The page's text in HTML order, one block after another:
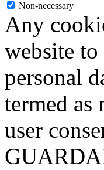
Non-necessary
Any
website
personal
termed as
user